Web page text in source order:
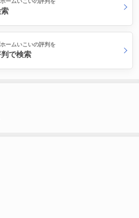
ームいこいの評判を
で検索